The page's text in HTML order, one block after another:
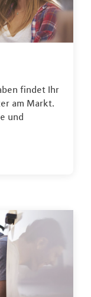
findet Ihr
am Markt.
und